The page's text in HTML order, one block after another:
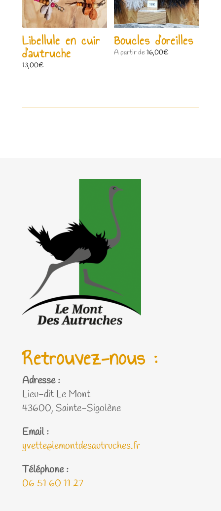
Libellule en cuir
d’autruche
13,00€
Boucles d’oreilles
A partir de16,00€
Retrouvez-nous :
Adresse :
Lieu-dit Le Mont
43600, Sainte-Sigolène
Email :
yvette@lemontdesautruches.fr
Téléphone :
06 51 60 11 27